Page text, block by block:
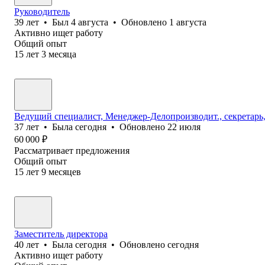
Руководитель
39 лет • Был 4 августа • Обновлено 1 августа
Активно ищет работу
Общий опыт
15 лет 3 месяца
Ведущий специалист, Менеджер-Делопроизводит.,
37 лет • Была сегодня • Обновлено 22 июля
60 000 ₽
Рассматривает предложения
Общий опыт
15 лет 9 месяцев
Заместитель директора
40 лет • Была сегодня • Обновлено сегодня
Активно ищет работу